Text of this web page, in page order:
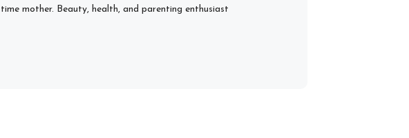
mother. Beauty, health, and parenting enthusiast